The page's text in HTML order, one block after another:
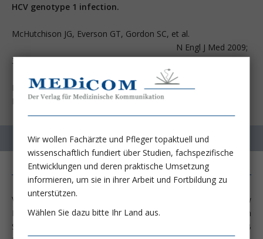
HCV genotype 1 infection.
McHutchison JG, Everson GT, Gordon SC, et al.
N Engl J Med 2009;
360:1827-38
Duke Clinical Research Institute and Duke University, Durham,
NC 27715, USA.
Vor nunmehr 23 Jahren berichtete Jay Hoofnagle im New
England Journal of Medicine erstmals in einer präliminären
Studie über die erfolgreiche Therapie der Non-A Non-B
Wir wollen Fachärzte und Pfleger topaktuell und
wissenschaftlich fundiert über Studien, fachspezifische
Entwicklungen und deren praktische Umsetzung
informieren, um sie in ihrer Arbeit und Fortbildung zu
unterstützen.
Wählen Sie dazu bitte Ihr Land aus.